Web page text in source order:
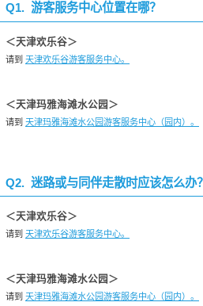
Q1. 游客服务中心位置在哪？
＜天津欢乐谷＞
请到 天津欢乐谷游客服务中心。
＜天津玛雅海滩水公园＞
请到 天津玛雅海滩水公园游客服务中心（园内）。
Q2. 迷路或与同伴走散时应该怎么办？
＜天津欢乐谷＞
请到 天津欢乐谷游客服务中心。
＜天津玛雅海滩水公园＞
请到 天津玛雅海滩水公园游客服务中心（园内）。